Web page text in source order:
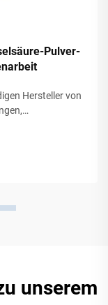
Pulver-
Hersteller von
unserem